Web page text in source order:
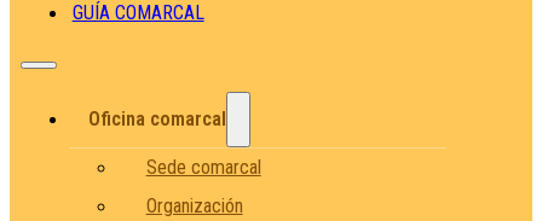
GUÍA COMARCAL
Oficina comarcal
Sede comarcal
Organización